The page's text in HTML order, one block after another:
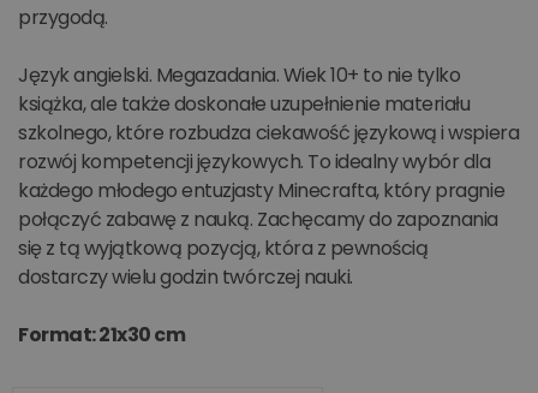
przygodą.
Język angielski. Megazadania. Wiek 10+ to nie tylko
książka, ale także doskonałe uzupełnienie materiału
szkolnego, które rozbudza ciekawość językową i wspiera
rozwój kompetencji językowych. To idealny wybór dla
każdego młodego entuzjasty Minecrafta, który pragnie
połączyć zabawę z nauką. Zachęcamy do zapoznania
się z tą wyjątkową pozycją, która z pewnością
dostarczy wielu godzin twórczej nauki.
Format: 21x30 cm